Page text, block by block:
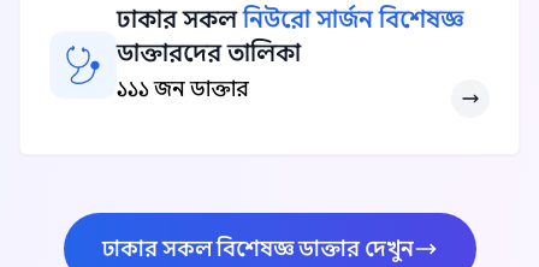
ঢাকার সকলনিউরো সার্জন বিশেষজ্ঞ
ডাক্তারদের তালিকা
১১১ জন ডাক্তার
ঢাকার সকল বিশেষজ্ঞ ডাক্তার দেখুন